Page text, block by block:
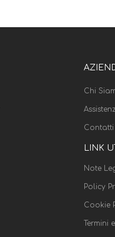
Chi
Contatti
LINK
Note
Policy
Cookie
Termini